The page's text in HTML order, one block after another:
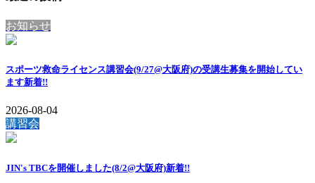
お知らせ
スポーツ救命ライセンス講習会(9/27@大阪府)の受講生募集を開始してい
ます新着!!
2026-08-04
講習会
JIN's TBCを開催しました(8/2@大阪府)新着!!